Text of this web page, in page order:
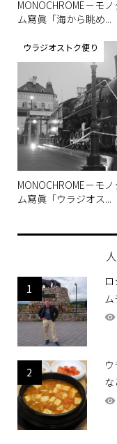
MONOCHROME－モ
ム寫眞「海から眺め...
ウラジオストク便り
MONOCHROME－モ
ム寫眞「ウラジオス...
1
2